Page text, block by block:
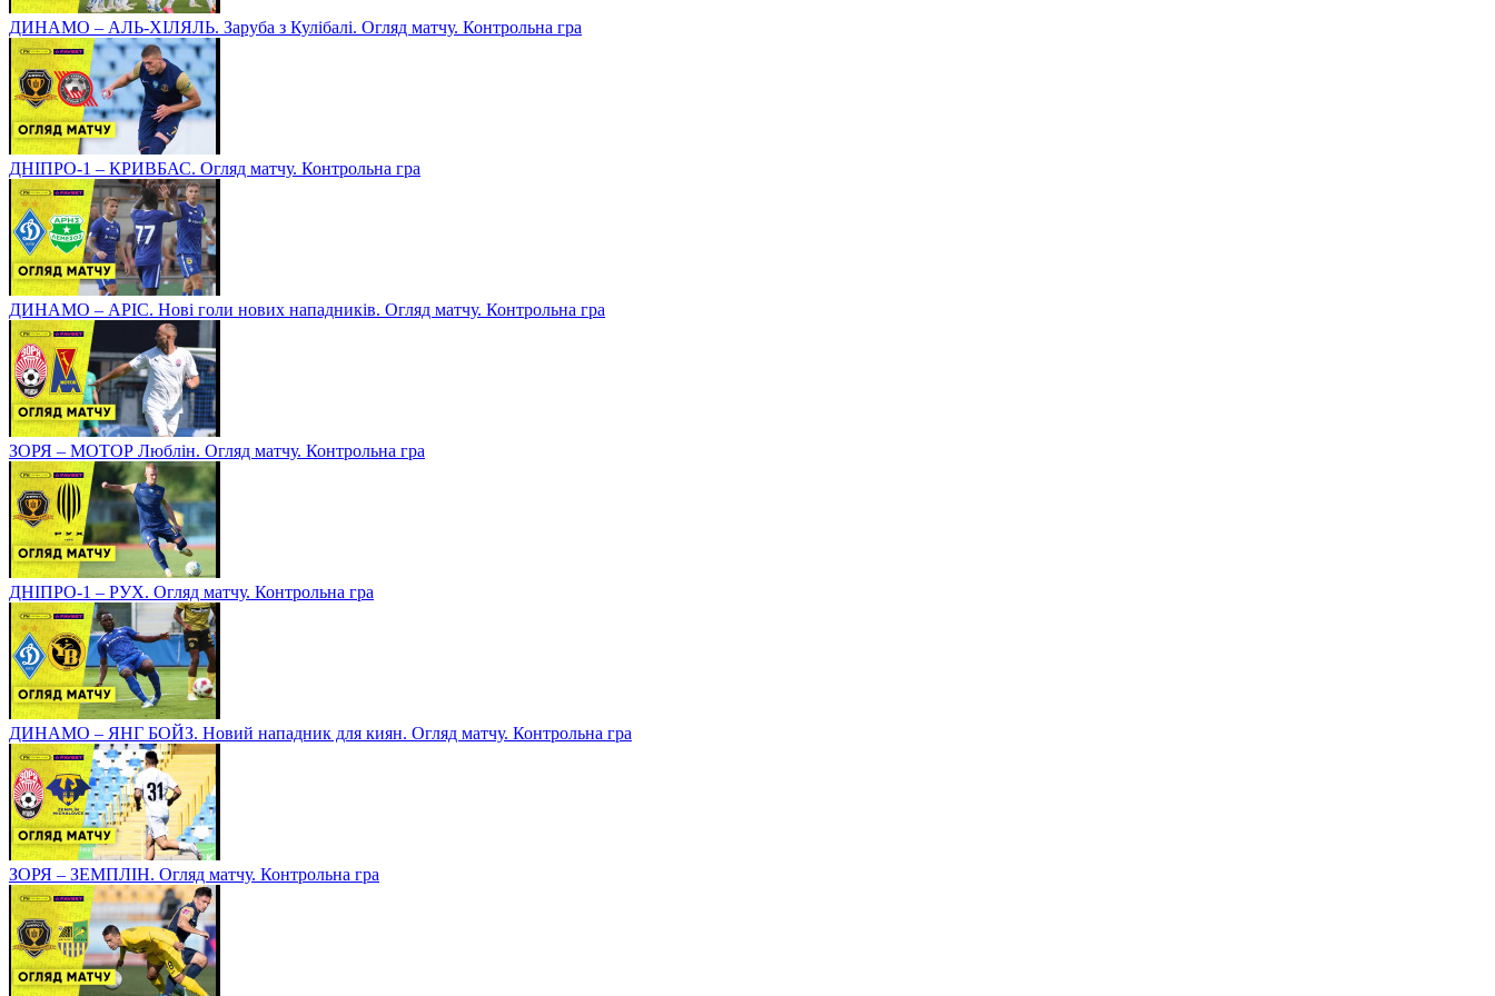
ДИНАМО – АЛЬ-ХІЛЯЛЬ. Заруба з Кулібалі. Огляд матчу. Контрольна гра
ДНІПРО-1 – КРИВБАС. Огляд матчу. Контрольна гра
ДИНАМО – АРІС. Нові голи нових нападників. Огляд матчу. Контрольна гра
ЗОРЯ – МОТОР Люблін. Огляд матчу. Контрольна гра
ДНІПРО-1 – РУХ. Огляд матчу. Контрольна гра
ДИНАМО – ЯНГ БОЙЗ. Новий нападник для киян. Огляд матчу. Контрольна гра
ЗОРЯ – ЗЕМПЛІН. Огляд матчу. Контрольна гра